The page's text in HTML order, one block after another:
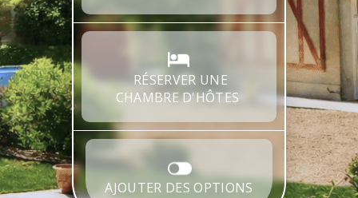
RÉSERVER UNE
CHAMBRE D'HÔTES
AJOUTER DES OPTIONS